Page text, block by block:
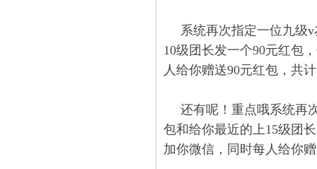
系统再次指定一位九级
10级团长发一个90元红包
人给你赠送90元红包，共
还有呢！重点哦系统再
包和给你最近的上15级团
加你微信，同时每人给你